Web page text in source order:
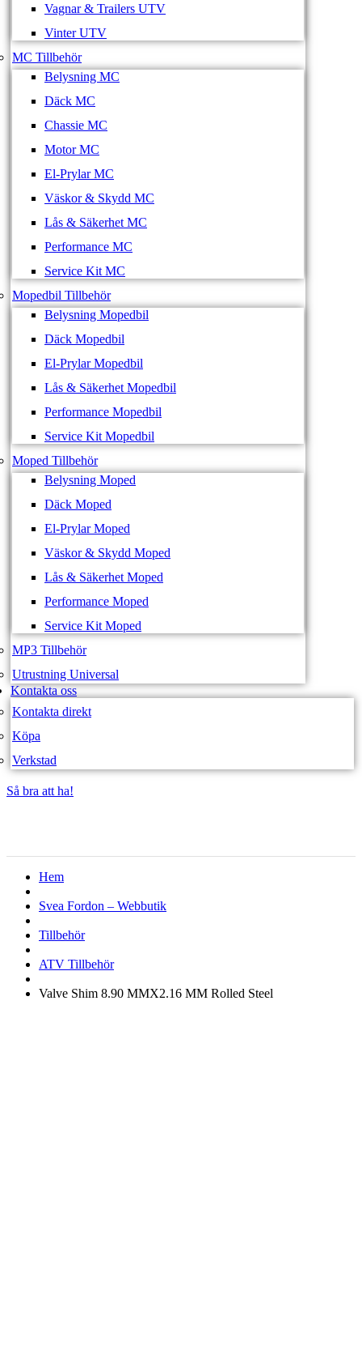
Vagnar & Trailers UTV
Vinter UTV
MC Tillbehör
Belysning MC
Däck MC
Chassie MC
Motor MC
El-Prylar MC
Väskor & Skydd MC
Lås & Säkerhet MC
Performance MC
Service Kit MC
Mopedbil Tillbehör
Belysning Mopedbil
Däck Mopedbil
El-Prylar Mopedbil
Lås & Säkerhet Mopedbil
Performance Mopedbil
Service Kit Mopedbil
Moped Tillbehör
Belysning Moped
Däck Moped
El-Prylar Moped
Väskor & Skydd Moped
Lås & Säkerhet Moped
Performance Moped
Service Kit Moped
MP3 Tillbehör
Utrustning Universal
Kontakta oss
Kontakta direkt
Köpa
Verkstad
Så bra att ha!
Hem
Svea Fordon – Webbutik
Tillbehör
ATV Tillbehör
Valve Shim 8.90 MMX2.16 MM Rolled Steel